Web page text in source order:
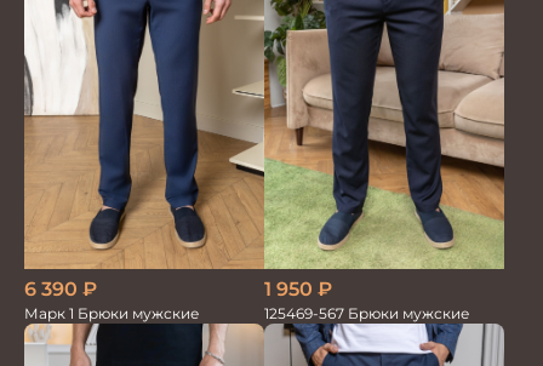
6 390 ₽
Марк 1 Брюки мужские
1 950 ₽
125469-567 Брюки мужские